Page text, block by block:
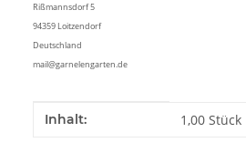
Rißmannsdorf 5
94359 Loitzendorf
Deutschland
mail@garnelengarten.de
Produkteigenschaft
Wert
Inhalt: 1,00 Stück